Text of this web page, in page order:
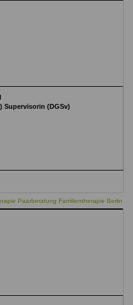
Supervisorin (DGSv)
Paarberatung Familientherapie Berlin